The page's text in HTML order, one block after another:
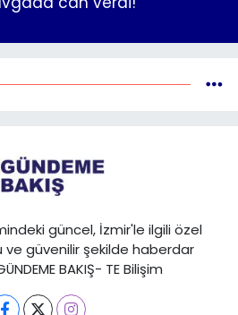
güncel, İzmir'le ilgili özel
güvenilir şekilde haberdar
BAKIŞ- TE Bilişim